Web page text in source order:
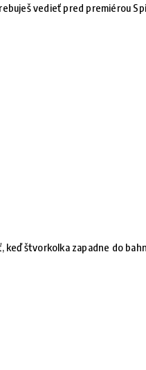
vedieť pred premiérou
keď štvorkolka zapadne do